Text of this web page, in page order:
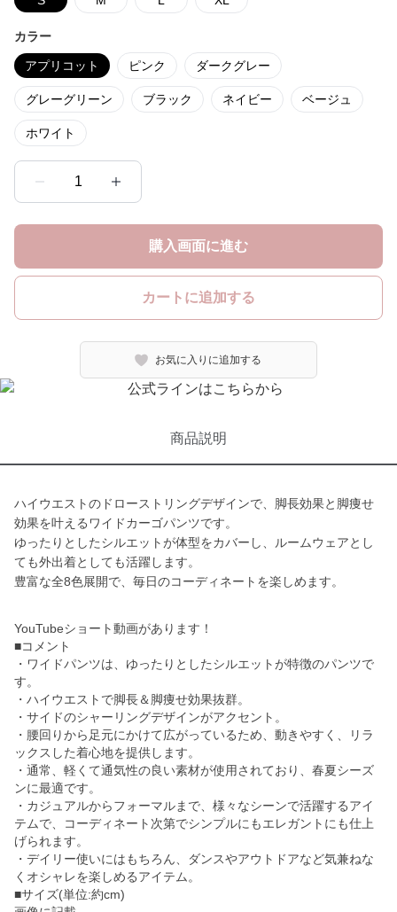
カラー
アプリコット ピンク ダークグレー
グレーグリーン ブラック ネイビー ベージュ
ホワイト
1
購入画面に進む
カートに追加する
お気に入りに追加する
商品説明
ハイウエストのドローストリングデザインで、脚長効果と脚痩せ
効果を叶えるワイドカーゴパンツです。
ゆったりとしたシルエットが体型をカバーし、ルームウェアとし
ても外出着としても活躍します。
豊富な全8色展開で、毎日のコーディネートを楽しめます。
YouTubeショート動画があります！
■コメント
・ワイドパンツは、ゆったりとしたシルエットが特徴のパンツで
す。
・ハイウエストで脚長＆脚痩せ効果抜群。
・サイドのシャーリングデザインがアクセント。
・腰回りから足元にかけて広がっているため、動きやすく、リラ
ックスした着心地を提供します。
・通常、軽くて通気性の良い素材が使用されており、春夏シーズ
ンに最適です。
・カジュアルからフォーマルまで、様々なシーンで活躍するアイ
テムで、コーディネート次第でシンプルにもエレガントにも仕上
げられます。
・デイリー使いにはもちろん、ダンスやアウトドアなど気兼ねな
くオシャレを楽しめるアイテム。
■サイズ(単位:約cm)